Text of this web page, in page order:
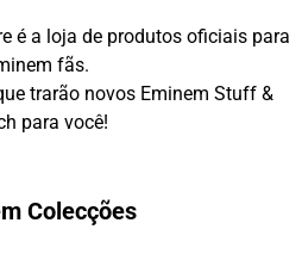
é a loja de produtos oficiais para
fãs.
trarão novos Eminem Stuff &
para você!
Colecções